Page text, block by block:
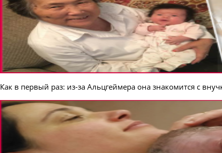
Как в первый раз: из-за Альцгеймера она знакомится с